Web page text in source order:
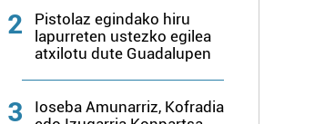
2
Pistolaz egindako hiru
lapurreten ustezko egilea
atxilotu dute Guadalupen
3
Ioseba Amunarriz, Kofradia